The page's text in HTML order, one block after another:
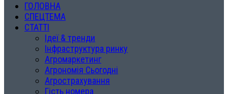
ГОЛОВНА
СПЕЦТЕМА
СТАТТІ
Ідеї & тренди
Інфраструктура ринку
Агромаркетинг
Агрономія Сьогодні
Агрострахування
Гість номера